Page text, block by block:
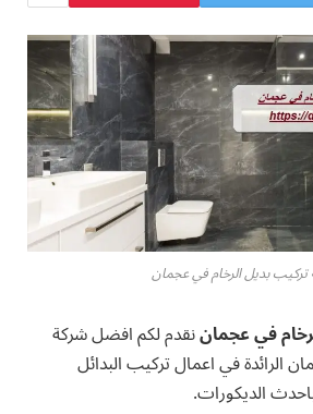
بديل الرخام في عجمان
في عجماننقدم لكم افضل شركة
الرائدة في اعمال تركيب البدائل
الديكورات.